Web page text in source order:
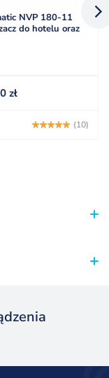
NVP 180-11
do hotelu oraz
zł
(10)